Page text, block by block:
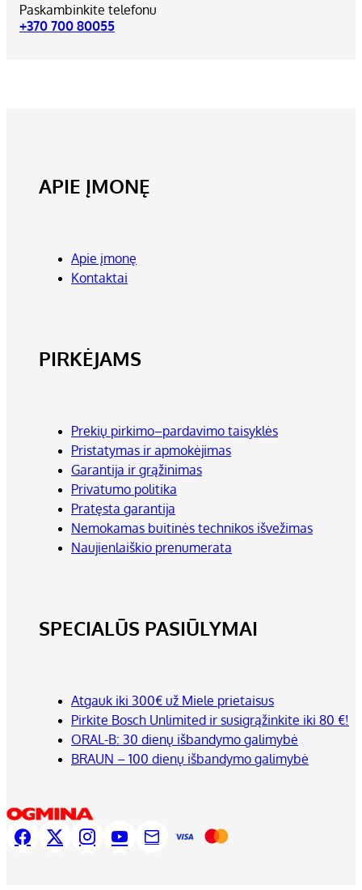
Paskambinkite telefonu
+370 700 80055
APIE ĮMONĘ
Apie įmonę
Kontaktai
PIRKĖJAMS
Prekių pirkimo–pardavimo taisyklės
Pristatymas ir apmokėjimas
Garantija ir grąžinimas
Privatumo politika
Pratęsta garantija
Nemokamas buitinės technikos išvežimas
Naujienlaiškio prenumerata
SPECIALŪS PASIŪLYMAI
Atgauk iki 300€ už Miele prietaisus
Pirkite Bosch Unlimited ir susigrąžinkite iki 80 €!
ORAL-B: 30 dienų išbandymo galimybė
BRAUN – 100 dienų išbandymo galimybė